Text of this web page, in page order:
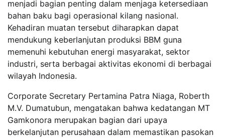
menjadi bagian penting dalam menjaga ketersediaan
bahan baku bagi operasional kilang nasional.
Kehadiran muatan tersebut diharapkan dapat
mendukung keberlanjutan produksi BBM guna
memenuhi kebutuhan energi masyarakat, sektor
industri, serta berbagai aktivitas ekonomi di berbagai
wilayah Indonesia.
Corporate Secretary Pertamina Patra Niaga, Roberth
M.V. Dumatubun, mengatakan bahwa kedatangan MT
Gamkonora merupakan bagian dari upaya
berkelanjutan perusahaan dalam memastikan pasokan